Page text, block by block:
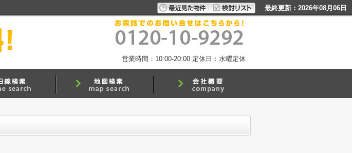
最終更新：2026年08月06日
営業時間：10:00-20:00 定休日：水曜定休